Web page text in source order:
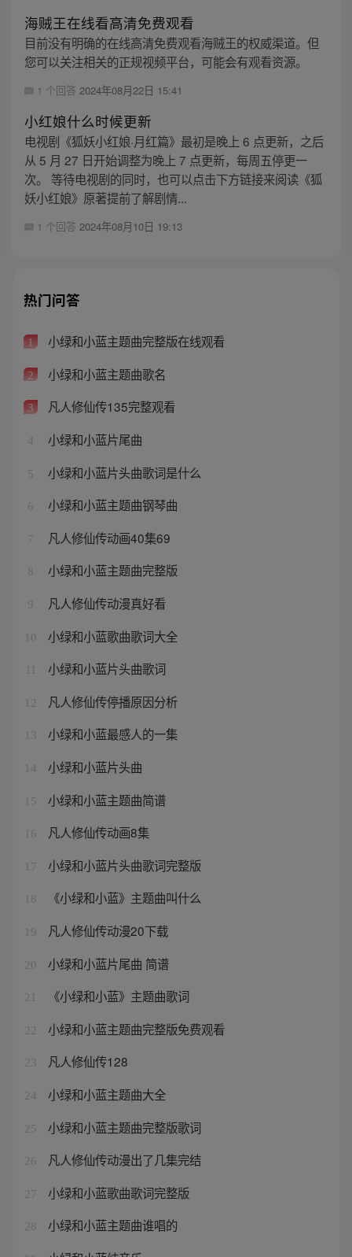
海贼王在线看高清免费观看
目前没有明确的在线高清免费观看海贼王的权威渠道。但
您可以关注相关的正规视频平台，可能会有观看资源。
1 个回答 2024年08月22日 15:41
小红娘什么时候更新
电视剧《狐妖小红娘·月红篇》最初是晚上 6 点更新，之后
从 5 月 27 日开始调整为晚上 7 点更新，每周五停更一
次。 等待电视剧的同时，也可以点击下方链接来阅读《狐
妖小红娘》原著提前了解剧情...
1 个回答 2024年08月10日 19:13
热门问答
1 小绿和小蓝主题曲完整版在线观看
2 小绿和小蓝主题曲歌名
3 凡人修仙传135完整观看
4 小绿和小蓝片尾曲
5 小绿和小蓝片头曲歌词是什么
6 小绿和小蓝主题曲钢琴曲
7 凡人修仙传动画40集69
8 小绿和小蓝主题曲完整版
9 凡人修仙传动漫真好看
10 小绿和小蓝歌曲歌词大全
小绿和小蓝片头曲歌词
12 凡人修仙传停播原因分析
13 小绿和小蓝最感人的一集
14 小绿和小蓝片头曲
15 小绿和小蓝主题曲简谱
16 凡人修仙传动画8集
17 小绿和小蓝片头曲歌词完整版
18 《小绿和小蓝》主题曲叫什么
19 凡人修仙传动漫20下载
20 小绿和小蓝片尾曲 简谱
21 《小绿和小蓝》主题曲歌词
22 小绿和小蓝主题曲完整版免费观看
23 凡人修仙传128
24 小绿和小蓝主题曲大全
25 小绿和小蓝主题曲完整版歌词
26 凡人修仙传动漫出了几集完结
27 小绿和小蓝歌曲歌词完整版
28 小绿和小蓝主题曲谁唱的